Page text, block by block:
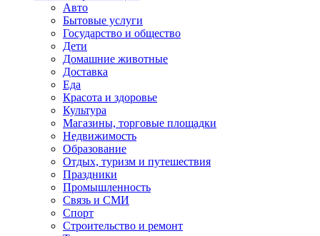
Авто
Бытовые услуги
Государство и общество
Дети
Домашние животные
Доставка
Еда
Красота и здоровье
Культура
Магазины, торговые площадки
Недвижимость
Образование
Отдых, туризм и путешествия
Праздники
Промышленность
Связь и СМИ
Спорт
Строительство и ремонт